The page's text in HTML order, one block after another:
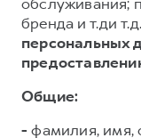
бренда и т.ди
персональных
Общие:
- фамилия, имя,